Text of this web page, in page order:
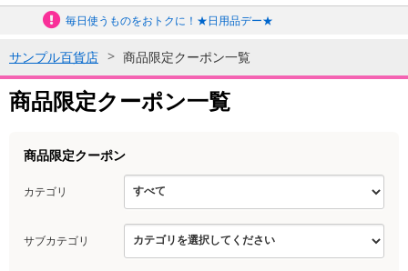
毎日使うものをおトクに！★日用品デー★
サンプル百貨店 商品限定クーポン一覧
商品限定クーポン一覧
商品限定クーポン
カテゴリ
サブカテゴリ